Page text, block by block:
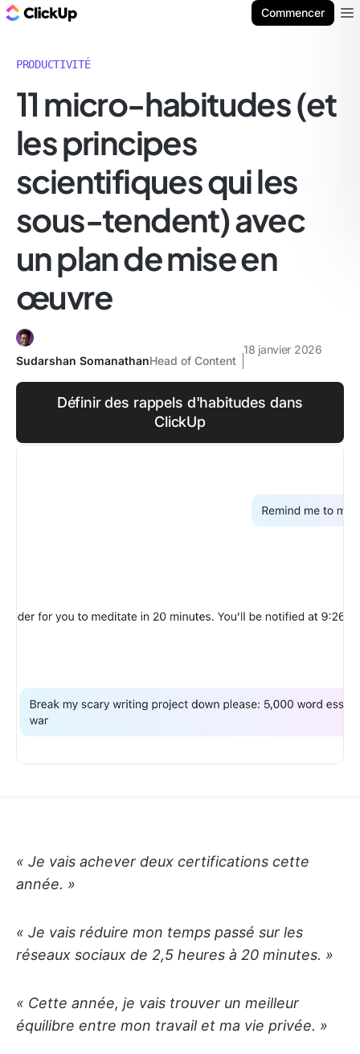
Commencer
PRODUCTIVITÉ
11 micro-habitudes (et
les principes
scientifiques qui les
sous-tendent) avec
un plan de mise en
œuvre
Sudarshan SomanathanHead of Content
18 janvier 2026
Définir des rappels d'habitudes dans
ClickUp
« Je vais achever deux certifications cette
année. »
« Je vais réduire mon temps passé sur les
réseaux sociaux de 2,5 heures à 20 minutes. »
« Cette année, je vais trouver un meilleur
équilibre entre mon travail et ma vie privée. »